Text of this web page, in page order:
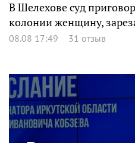
В Шелехове суд
колонии женщину,
08.08 17:49 31 отзыв